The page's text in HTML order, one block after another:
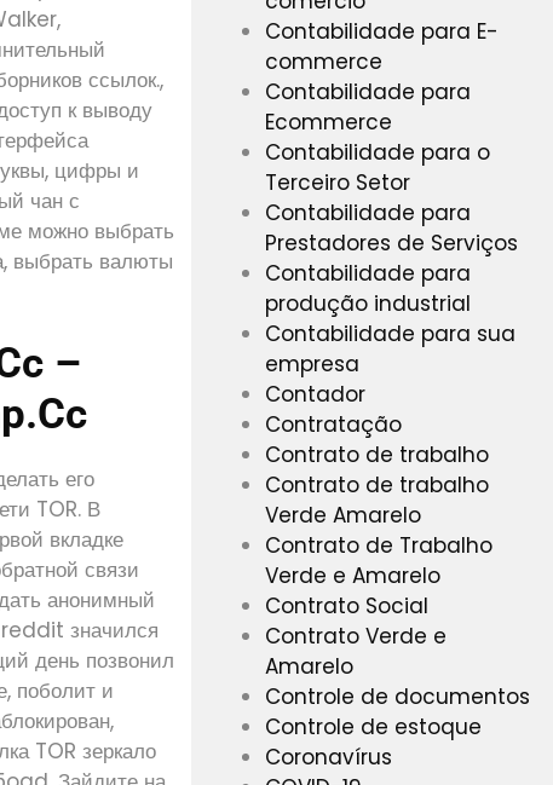
ссылок.,
к выводу
цифры и
чан с
можно выбрать
выбрать валюты
–
его
TOR. В
вкладке
связи
анонимный
значился
день позвонил
поболит и
TOR зеркало
Contabilidade para E-
commerce
Contabilidade para
Ecommerce
Contabilidade para o
Terceiro Setor
Contabilidade para
Prestadores de Serviços
Contabilidade para
produção industrial
Contabilidade para sua
empresa
Contador
Contratação
Contrato de trabalho
Contrato de trabalho
Verde Amarelo
Contrato de Trabalho
Verde e Amarelo
Contrato Social
Contrato Verde e
Amarelo
Controle de documentos
Controle de estoque
Coronavírus